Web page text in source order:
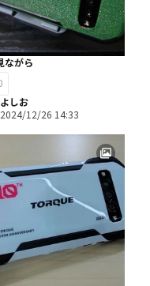
ながら
よしお
2024/12/26 14:33